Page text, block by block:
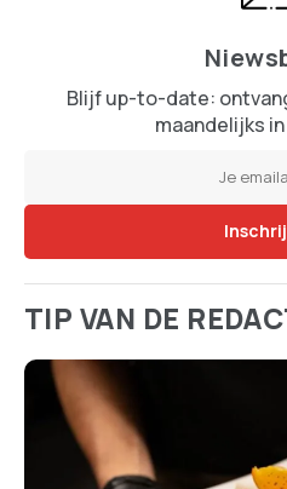
Blijf up-to-date:
maandelijks
TIP VAN DE